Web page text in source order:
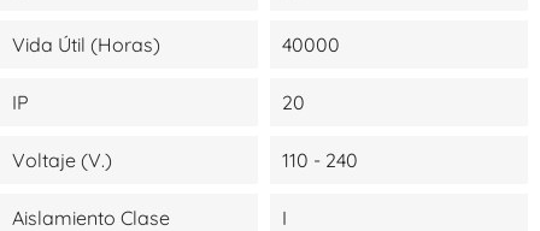
Vida Útil (Horas) 40000
IP 20
Voltaje (V.) 110 - 240
Aislamiento Clase I